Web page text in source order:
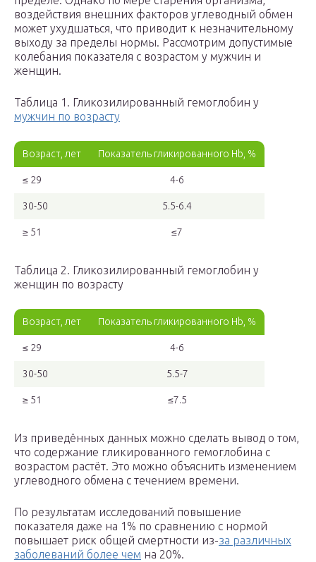
воздействия внешних факторов углеводный обмен
может ухудшаться, что приводит к незначительному
выходу за пределы нормы. Рассмотрим допустимые
колебания показателя с возрастом у мужчин и
женщин.
Таблица 1. Гликозилированный гемоглобин у
мужчин по возрасту
Возраст, лет Показатель гликированного Hb, %
≤ 29 4-6
30-50 5.5-6.4
≥ 51 ≤7
Таблица 2. Гликозилированный гемоглобин у
женщин по возрасту
Возраст, лет Показатель гликированного Hb, %
≤ 29 4-6
30-50 5.5-7
≥ 51 ≤7.5
Из приведённых данных можно сделать вывод о том,
что содержание гликированного гемоглобина с
возрастом растёт. Это можно объяснить изменением
углеводного обмена с течением времени.
По результатам исследований повышение
показателя даже на 1% по сравнению с нормой
повышает риск общей смертности из-за различных
заболеваний более чем на 20%.